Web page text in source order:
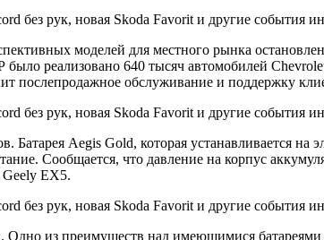
моделей для местного рынка
реализовано 640 тысяч автомобилей
послепродажное обслуживание и поддержку
Aegis Gold, которая устанавливается на
Сообщается, что давление на корпус
EX5.
Одно из преимуществ над имеющимися